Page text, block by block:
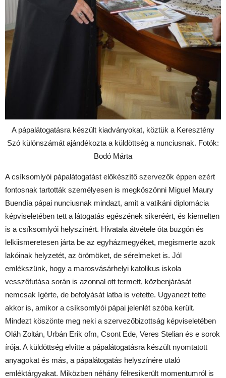
A pápalátogatásra készült kiadványokat, köztük a Keresztény
Szó különszámát ajándékozta a küldöttség a nunciusnak. Fotók:
Bodó Márta
A csíksomlyói pápalátogatást előkészítő szervezők éppen ezért
fontosnak tartották személyesen is megköszönni Miguel Maury
Buendía pápai nunciusnak mindazt, amit a vatikáni diplomácia
képviseletében tett a látogatás egészének sikeréért, és kiemelten
is a csíksomlyói helyszínért. Hivatala átvétele óta buzgón és
lelkiismeretesen járta be az egyházmegyéket, megismerte azok
lakóinak helyzetét, az örömöket, de sérelmeket is. Jól
emlékszünk, hogy a marosvásárhelyi katolikus iskola
vesszőfutása során is azonnal ott termett, közbenjárását
nemcsak ígérte, de befolyását latba is vetette. Ugyanezt tette
akkor is, amikor a csíksomlyói pápai jelenlét szóba került.
Mindezt köszönte meg neki a szervezőbizottság képviseletében
Oláh Zoltán, Urbán Erik ofm, Csont Ede, Veres Stelian és e sorok
írója. A küldöttség elvitte a pápalátogatásra készült nyomtatott
anyagokat és más, a pápalátogatás helyszínére utaló
emléktárgyakat. Miközben néhány félresikerült momentumról is